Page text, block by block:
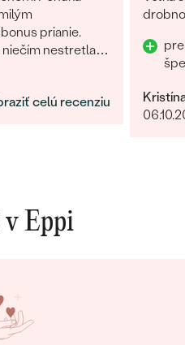
prianie.
nestretla...
celú recenziu
v Eppi